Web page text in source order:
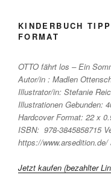
KINDERBUCH
FORMAT
OTTO fährt los – Ein
Autor/in : Madlen
Illustrator/in: Stefanie
Illustrationen Gebunden:
Hardcover Format: 22 x
ISBN: ‎ 978-3845858715
https://www.arsedition.de/
Jetzt kaufen (bezahlter